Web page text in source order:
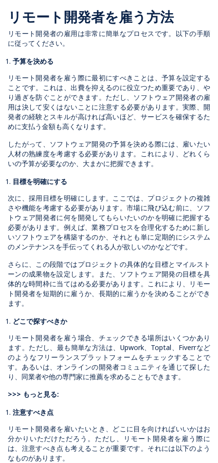
リモート開発者を雇う方法
リモート開発者の雇用は非常に簡単なプロセスです。以下の手順
に従ってください。
予算を決める
リモート開発者を雇う際に最初にすべきことは、予算を設定する
ことです。これは、出費を抑えるのに役立つため重要であり、や
り過ぎを防ぐことができます。ただし、ソフトウェア開発者の雇
用は決して安くはないことに注意する必要があります。実際、開
発者の経験とスキルが高ければ高いほど、サービスを確保するた
めに支払う金額も高くなります。
したがって、ソフトウェア開発の予算を決める際には、雇いたい
人材の熟練度を考慮する必要があります。これにより、どれくら
いの予算が必要なのか、大まかに把握できます。
目標を明確にする
次に、採用目標を明確にします。ここでは、プロジェクトの複雑
さや機能を考慮する必要があります。市場に飛び込む前に、ソフ
トウェア開発者に何を開発してもらいたいのかを明確に把握する
必要があります。例えば、業務プロセスを合理化するために新し
いソフトウェアを構築するのか、それとも単に定期的にシステム
のメンテナンスを手伝ってくれる人が欲しいのかなどです。
さらに、この段階ではプロジェクトの具体的な目標とマイルスト
ーンの成果物を設定します。また、ソフトウェア開発の目標を具
体的な時間枠に当てはめる必要があります。これにより、リモー
ト開発者を短期的に雇うか、長期的に雇うかを決めることができ
ます。
どこで探すべきか
リモート開発者を雇う場合、チェックできる場所はいくつかあり
ます。ただし、最も簡単な方法は、Upwork、Toptal、Fiverrなど
のようなフリーランスプラットフォームをチェックすることで
す。あるいは、オンラインの開発者コミュニティを通じて探した
り、同業者や他の専門家に推薦を求めることもできます。
>>> もっと見る:
注意すべき点
リモート開発者を雇いたいとき、どこに目を向ければいいかはお
分かりいただけただろう。ただし、リモート開発者を雇う際に
は、注意すべき点も考えることが重要です。それには以下のよう
なものがあります。